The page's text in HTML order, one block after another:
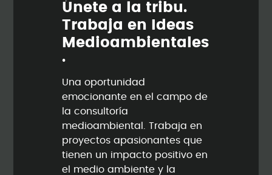
Únete a la tribu.
Trabaja en Ideas
Medioambienta les
.
Una oportunidad
emocionante en el campo de
la consultoría
medioambiental. Trabaja en
proyectos apasionantes que
tienen un impacto positivo en
el medio ambiente y la